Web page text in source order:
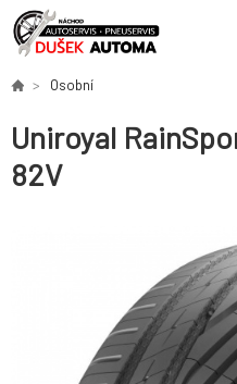
Osobní
Uniroyal
82V